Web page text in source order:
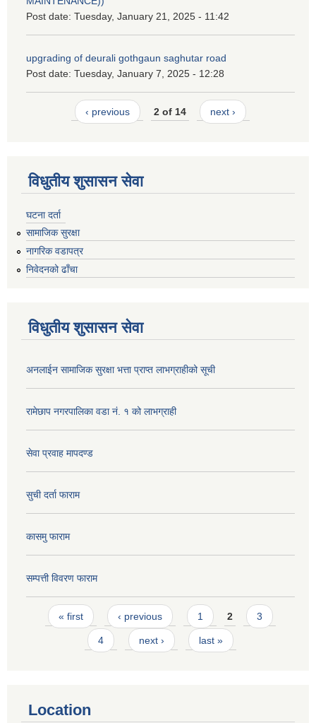
Post date: Tuesday, January 21, 2025 - 11:42
upgrading of deurali gothgaun saghutar road
Post date: Tuesday, January 7, 2025 - 12:28
‹ previous 2 of 14 next ›
विधुतीय शुसासन सेवा
घटना दर्ता
सामाजिक सुरक्षा
नागरिक वडापत्र
निवेदनको ढाँचा
विधुतीय शुसासन सेवा
अनलाईन सामाजिक सुरक्षा भत्ता प्राप्त लाभग्राहीको सूची
रामेछाप नगरपालिका वडा नं. १ को लाभग्राही
सेवा प्रवाह मापदण्ड
सुची दर्ता फाराम
कासमु फाराम
सम्पत्ती विवरण फाराम
Pages
« first ‹ previous 1 2 3
4 next › last »
Location